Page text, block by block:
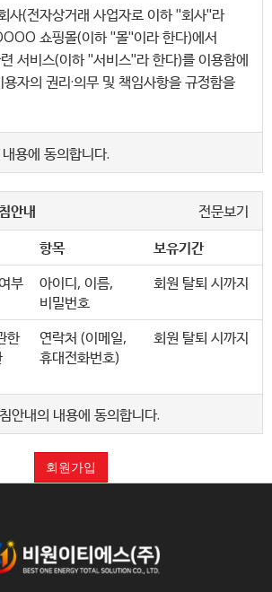
사(전자상거래 사업자로 이하 "회사"라
쇼핑몰(이하 "몰"이라 한다)에서
서비스(이하 "서비스"라 한다)를 이용함에
자의 권리·의무 및 책임사항을 규정함을
이용하는 전자상거래에 대해서도 그
이 약관을 준용합니다.」
"가 재화 또는 용역(이하 "재화 등" 이라
에게 제공하기 위하여 컴퓨터등
이용하여 재화 등을 거래할 수 있도록
영업장을 말하며, 아울러 사이버몰을
자의 의미로도 사용합니다.
"에 접속하여 이 약관에 따라 "몰"이
스를 받는 회원 및 비회원을 말합니다.
은 “몰”에 회원등록을 한 자로서, 계속적으로
서비스를 이용할 수 있는 자를 말합니다.
함은 회원에 가입하지 않고 "몰"이 제공하는
하는 자를 말합니다.
의 내용과 상호 및 대표자 성명, 영업소
용에 동의합니다.
전문보기
안내
항목
보유기간
부
아이디, 이름,
비밀번호
회원 탈퇴 시까지
한
연락처 (이메일,
휴대전화번호)
회원 탈퇴 시까지
안내의 내용에 동의합니다.
회원가입